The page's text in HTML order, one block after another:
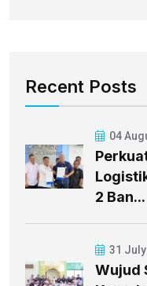
Recent Posts
04
2 Ban...
31
Wujud